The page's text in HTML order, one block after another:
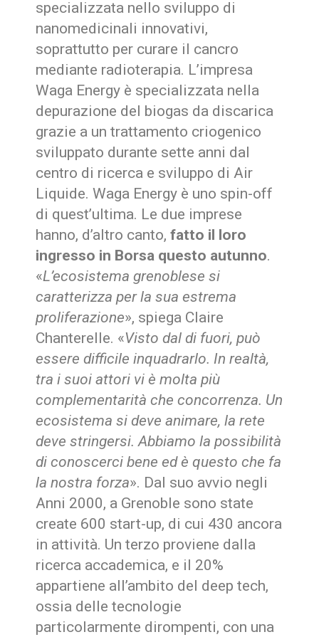
specializzata nello sviluppo di
nanomedicinali innovativi,
soprattutto per curare il cancro
mediante radioterapia. L’impresa
Waga Energy è specializzata nella
depurazione del biogas da discarica
grazie a un trattamento criogenico
sviluppato durante sette anni dal
centro di ricerca e sviluppo di Air
Liquide. Waga Energy è uno spin-off
di quest’ultima. Le due imprese
hanno, d’altro canto,fatto il loro
ingresso in Borsa questo autunno.
«L’ecosistema grenoblese si
caratterizza per la sua estrema
proliferazione», spiega Claire
Chanterelle. «Visto dal di fuori, può
essere difficile inquadrarlo. In realtà,
tra i suoi attori vi è molta più
complementarità che concorrenza. Un
ecosistema si deve animare, la rete
deve stringersi. Abbiamo la possibilità
di conoscerci bene ed è questo che fa
la nostra forza». Dal suo avvio negli
Anni 2000, a Grenoble sono state
create 600 start-up, di cui 430 ancora
in attività. Un terzo proviene dalla
ricerca accademica, e il 20%
appartiene all’ambito del deep tech,
ossia delle tecnologie
particolarmente dirompenti, con una